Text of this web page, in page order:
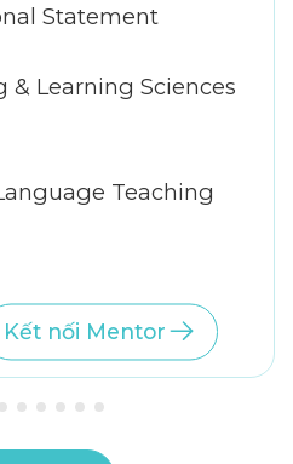
Statement
& Learning Sciences
Teaching
Kết nối Mentor